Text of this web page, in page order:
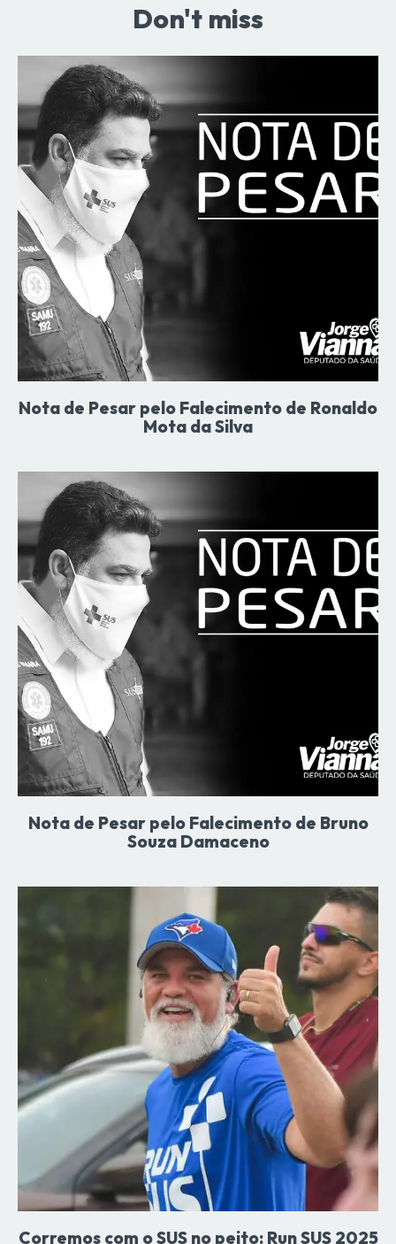
Don't miss
Nota de Pesar pelo Falecimento de Ronaldo
Mota da Silva
Nota de Pesar pelo Falecimento de Bruno
Souza Damaceno
Corremos com o SUS no peito: Run SUS 2025